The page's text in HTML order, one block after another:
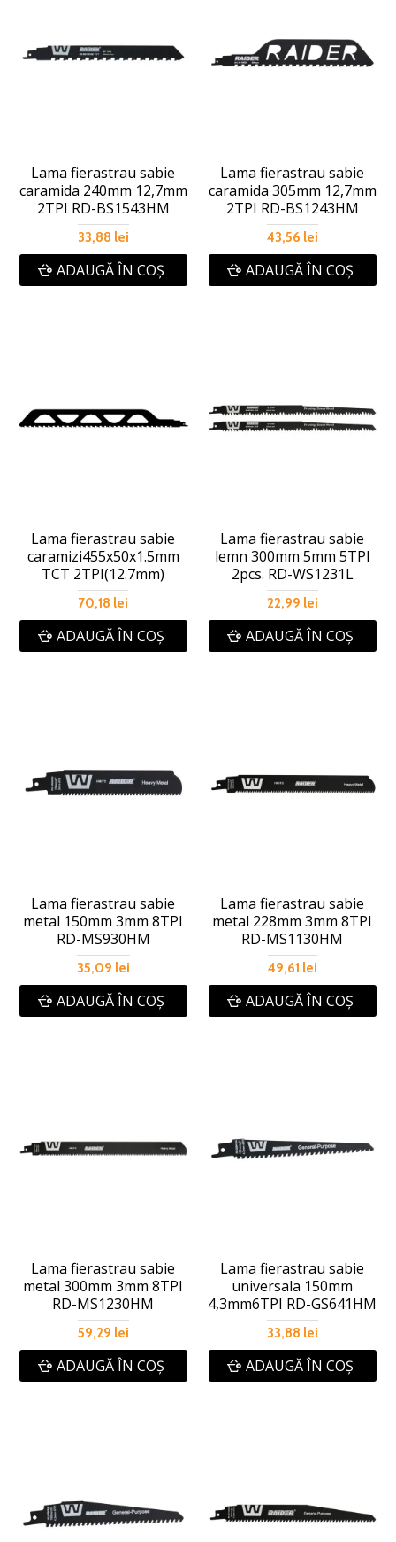
Lama fierastrau sabie
caramida 240mm 12,7mm
2TPI RD-BS1543HM
33,88 lei
ADAUGĂ ÎN COŞ
Lama fierastrau sabie
caramida 305mm 12,7mm
2TPI RD-BS1243HM
43,56 lei
ADAUGĂ ÎN COŞ
Lama fierastrau sabie
caramizi455x50x1.5mm
TCT 2TPI(12.7mm)
70,18 lei
ADAUGĂ ÎN COŞ
Lama fierastrau sabie
lemn 300mm 5mm 5TPI
2pcs. RD-WS1231L
22,99 lei
ADAUGĂ ÎN COŞ
Lama fierastrau sabie
metal 150mm 3mm 8TPI
RD-MS930HM
35,09 lei
ADAUGĂ ÎN COŞ
Lama fierastrau sabie
metal 228mm 3mm 8TPI
RD-MS1130HM
49,61 lei
ADAUGĂ ÎN COŞ
Lama fierastrau sabie
metal 300mm 3mm 8TPI
RD-MS1230HM
59,29 lei
ADAUGĂ ÎN COŞ
Lama fierastrau sabie
universala 150mm
4,3mm6TPI RD-GS641HM
33,88 lei
ADAUGĂ ÎN COŞ